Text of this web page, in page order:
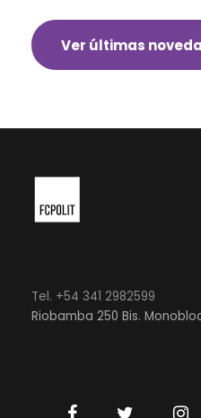
Ver últimas
Tel. +54 341 2982599
Riobamba 250 Bis.